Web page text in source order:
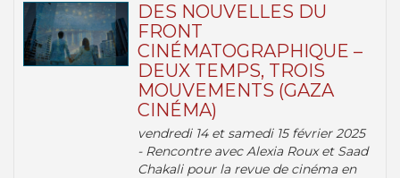
DES NOUVELLES DU
FRONT
CINÉMATOGRAPHIQUE –
DEUX TEMPS, TROIS
MOUVEMENTS (GAZA
CINÉMA)
vendredi 14 et samedi 15 février 2025
- Rencontre avec Alexia Roux et Saad
Chakali pour la revue de cinéma en